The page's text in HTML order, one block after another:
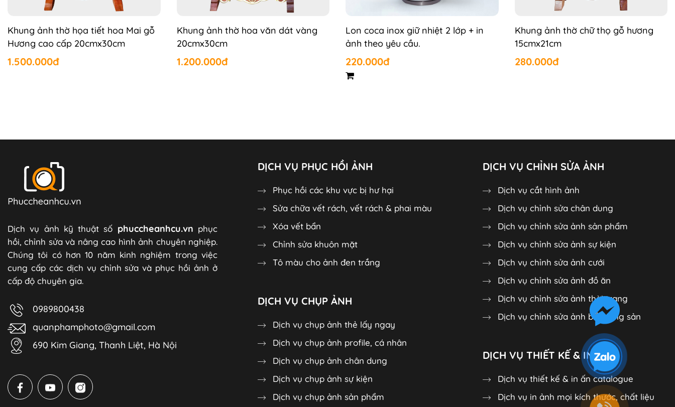
Khung ảnh thờ họa tiết hoa Mai gỗ
Hương cao cấp 20cmx30cm
1.500.000đ
Khung ảnh thờ hoa văn dát vàng
20cmx30cm
1.200.000đ
Lon coca inox giữ nhiệt 2 lớp + in
ảnh theo yêu cầu.
220.000đ
Khung ảnh thờ chữ thọ gỗ hương
15cmx21cm
280.000đ
Dịch vụ ảnh kỹ thuật số phuccheanhcu.vn phục
hồi, chỉnh sửa và nâng cao hình ảnh chuyên nghiệp.
Chúng tôi có hơn 10 năm kinh nghiệm trong việc
cung cấp các dịch vụ chỉnh sửa và phục hồi ảnh ở
cấp độ chuyên gia.
0989800438
quanphamphoto@gmail.com
690 Kim Giang, Thanh Liệt, Hà Nội
DỊCH VỤ PHỤC HỒI ẢNH
Phục hồi các khu vực bị hư hại
Sửa chữa vết rách, vết rách & phai màu
Xóa vết bẩn
Chỉnh sửa khuôn mặt
Tô màu cho ảnh đen trắng
DỊCH VỤ CHỤP ẢNH
Dịch vụ chụp ảnh thẻ lấy ngay
Dịch vụ chụp ảnh profile, cá nhân
Dịch vụ chụp ảnh chân dung
Dịch vụ chụp ảnh sự kiện
Dịch vụ chụp ảnh sản phẩm
DỊCH VỤ CHỈNH SỬA ẢNH
Dịch vụ cắt hình ảnh
Dịch vụ chỉnh sửa chân dung
Dịch vụ chỉnh sửa ảnh sản phẩm
Dịch vụ chỉnh sửa ảnh sự kiện
Dịch vụ chỉnh sửa ảnh cưới
Dịch vụ chỉnh sửa ảnh đồ ăn
Dịch vụ chỉnh sửa ảnh thời trang
Dịch vụ chỉnh sửa ảnh bất động sản
DỊCH VỤ THIẾT KẾ & IN ẤN
Dịch vụ thiết kế & in ấn catalogue
Dịch vụ in ảnh mọi kích thước, chất liệu